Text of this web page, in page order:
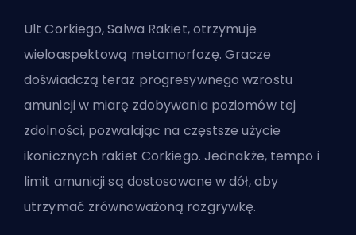
Ult Corkiego, Salwa Rakiet, otrzymuje
wieloaspektową metamorfozę. Gracze
doświadczą teraz progresywnego wzrostu
amunicji w miarę zdobywania poziomów tej
zdolności, pozwalając na częstsze użycie
ikonicznych rakiet Corkiego. Jednakże, tempo i
limit amunicji są dostosowane w dół, aby
utrzymać zrównoważoną rozgrywkę.